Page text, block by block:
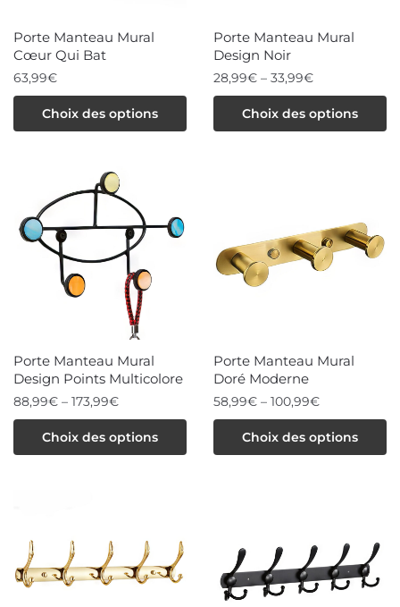
Porte Manteau Mural
Cœur Qui Bat
63,99€
Choix des options
produit
plusieurs
variations.
Les
options
peuvent
sur
la
page
Porte Manteau Mural
Design Noir
28,99€ – 33,99€
Choix des options
produit
options
peuvent
sur
la
page
Porte Manteau Mural
Design Points Multicolore
88,99€ – 173,99€
Choix des options
produit
variations.
Les
options
Porte Manteau Mural
Doré Moderne
58,99€ – 100,99€
Choix des options
produit
Les
options